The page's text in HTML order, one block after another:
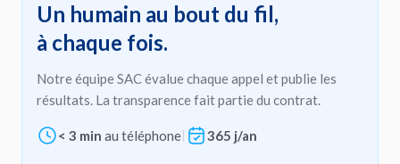
Un humain au bout du fil,
à chaque fois.
Notre équipe SAC évalue chaque appel et publie les
résultats. La transparence fait partie du contrat.
< 3 min au téléphone| 365 j/an